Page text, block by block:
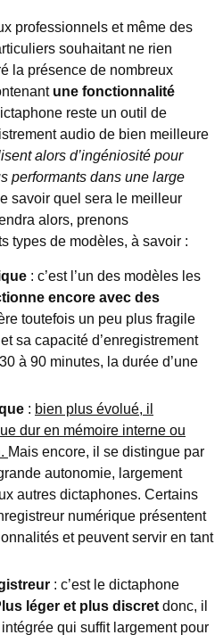
professionnels et même des
souhaitant ne rien
la présence de nombreux
une fonctionnalité
reste un outil de
audio de bien meilleure
alors d’ingéniosité pour
performants dans une large
savoir quel sera le meilleur
alors, prenons
types de modèles, à savoir :
: c’est l’un des modèles les
encore avec des
toutefois un peu plus fragile
sa capacité d’enregistrement
à 90 minutes, la durée d’une
: bien plus évolué, il
dur en mémoire interne ou
Mais encore, il se distingue par
autonomie, largement
autres dictaphones. Certains
numérique présentent
et peuvent servir en tant
: c’est le dictaphone
léger et plus discret donc, il
qui suffit largement pour